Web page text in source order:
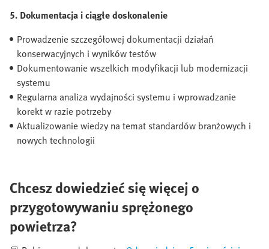
5. Dokumentacja i ciągłe doskonalenie
Prowadzenie szczegółowej dokumentacji działań
konserwacyjnych i wyników testów
Dokumentowanie wszelkich modyfikacji lub modernizacji
systemu
Regularna analiza wydajności systemu i wprowadzanie
korekt w razie potrzeby
Aktualizowanie wiedzy na temat standardów branżowych i
nowych technologii
Chcesz dowiedzieć się więcej o
przygotowywaniu sprężonego
powietrza?